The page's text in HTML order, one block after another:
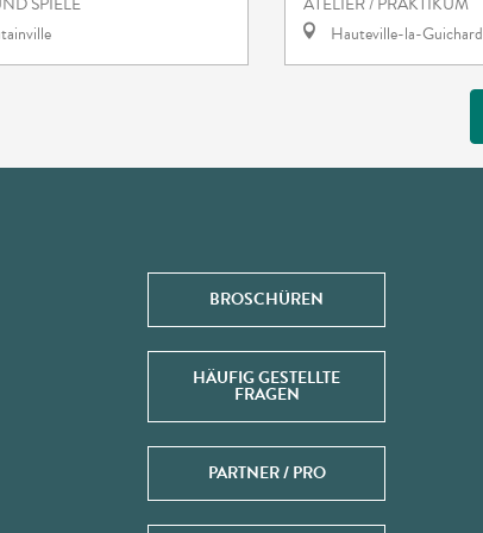
Hauteville-la-Guichard
BROSCHÜREN
HÄUFIG GESTELLTE
FRAGEN
PARTNER / PRO